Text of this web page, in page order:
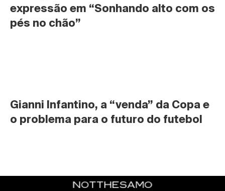
expressão em “Sonhando alto com os
pés no chão”
Gianni Infantino, a “venda” da Copa e
o problema para o futuro do futebol